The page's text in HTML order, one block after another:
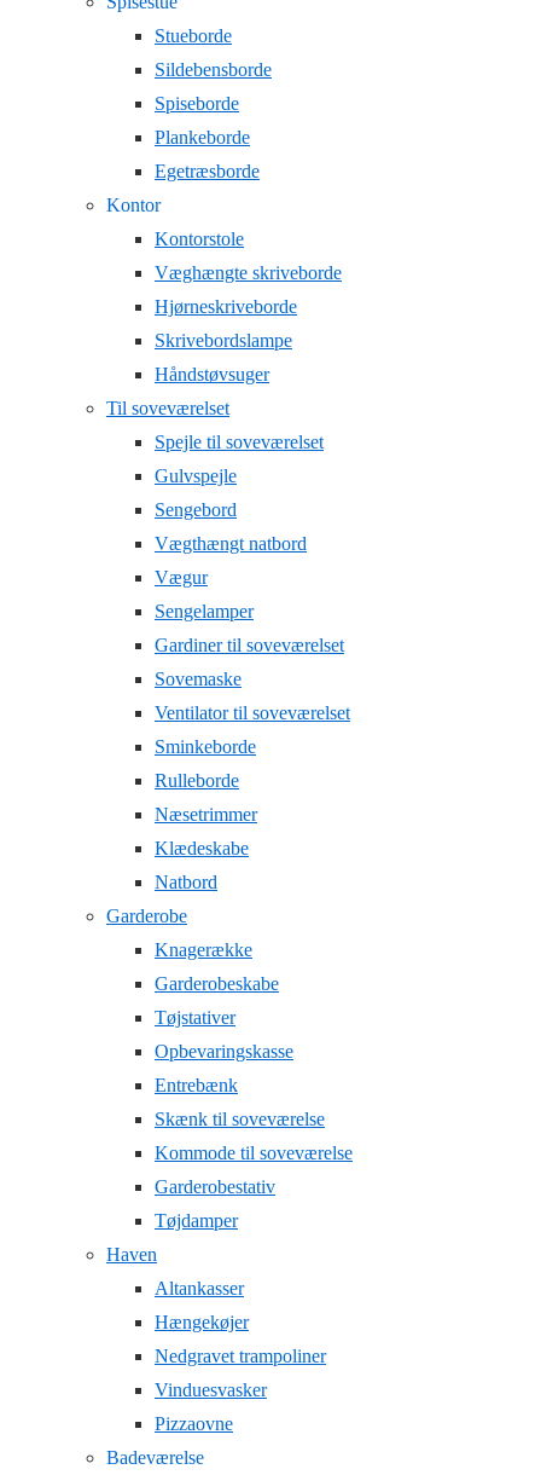
Stueborde
Sildebensborde
Spiseborde
Plankeborde
Egetræsborde
Kontor
Kontorstole
Væghængte skriveborde
Hjørneskriveborde
Skrivebordslampe
Håndstøvsuger
Til soveværelset
Spejle til soveværelset
Gulvspejle
Sengebord
Vægthængt natbord
Vægur
Sengelamper
Gardiner til soveværelset
Sovemaske
Ventilator til soveværelset
Sminkeborde
Rulleborde
Næsetrimmer
Klædeskabe
Natbord
Garderobe
Knagerække
Garderobeskabe
Tøjstativer
Opbevaringskasse
Entrebænk
Skænk til soveværelse
Kommode til soveværelse
Garderobestativ
Tøjdamper
Haven
Altankasser
Hængekøjer
Nedgravet trampoliner
Vinduesvasker
Pizzaovne
Badeværelse